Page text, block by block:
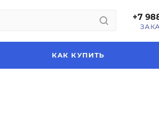
+7
КАК КУПИТЬ